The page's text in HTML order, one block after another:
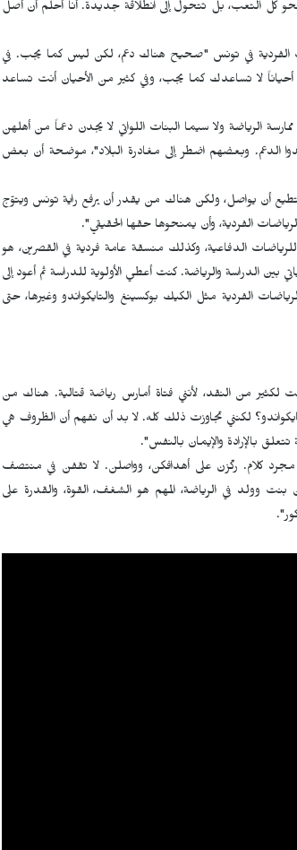
التعب، بل تتحول إلى انطلاقة جديدة. أنا أحلم أن أصل
الفردية في تونس "صحيح هناك دعم، لكن ليس كما يجب. في
لا تساعدك كما يجب، وفي كثير من الأحيان أنت تساعد
الرياضة ولا سيما البنات اللواتي لا يجدن دعماً من أهلهن
الدعم. وبعضهم اضطر إلى مغادرة البلاد"، موضحة أن بعض
أن يواصل، ولكن هناك من يقدر أن يرفع راية تونس ويتوّج
الفردية، وأن يمنحوها حقها الحقيقي".
للرياضات الدفاعية، وكذلك منسقة عامة فردية في القصرين، هو
الدراسة والرياضة. كنت أعطي الأولوية للدراسة ثم أعود إلى
الفردية مثل الكيك بوكسينغ والتايكواندو وغيرها، حتى
لكثير من النقد، لأنني فتاة أمارس رياضة قتالية. هناك من
لكنني تجاوزت ذلك كله. لا بد أن نفهم أن الظروف هي
بالإرادة والإيمان بالنفس".
كلام. ركّزن على أهدافكن، وواصلن. لا تقفن في منتصف
وولد في الرياضة، المهم هو الشغف، القوة، والقدرة على